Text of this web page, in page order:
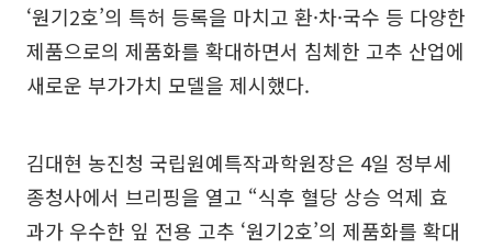
‘원기2호’의 특허 등록을 마치고 환·차·국수 등 다양한
제품으로의 제품화를 확대하면서 침체한 고추 산업에
새로운 부가가치 모델을 제시했다.
김대현 농진청 국립원예특작과학원장은 4일 정부세
종청사에서 브리핑을 열고 “식후 혈당 상승 억제 효
과가 우수한 잎 전용 고추 ‘원기2호’의 제품화를 확대